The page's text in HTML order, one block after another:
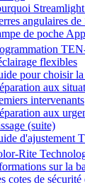
angulaires
de poche
flexibles
pour choisir
aux
intervenants
aux
(suite)
d'ajustement
Rite
sur la
cotes de